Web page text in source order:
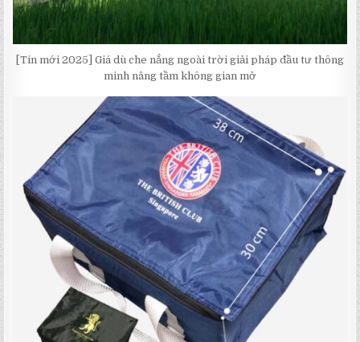
[Tin mới 2025] Giá dù che nắng ngoài trời giải pháp đầu tư thông
minh nâng tầm không gian mở